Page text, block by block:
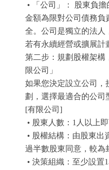
• 「公司」： 股東負
金額為限對公司債務負
全。公司是獨立的法人
若有永續經營或擴展計
第二步：規劃股權架構
限公司」
如果您決定設立公司，
劃，選擇最適合的公司
[有限公司]
• 股東人數：1人以上即
• 股權結構：由股東出
過半數股東同意，較為
• 決策組織：至少設置